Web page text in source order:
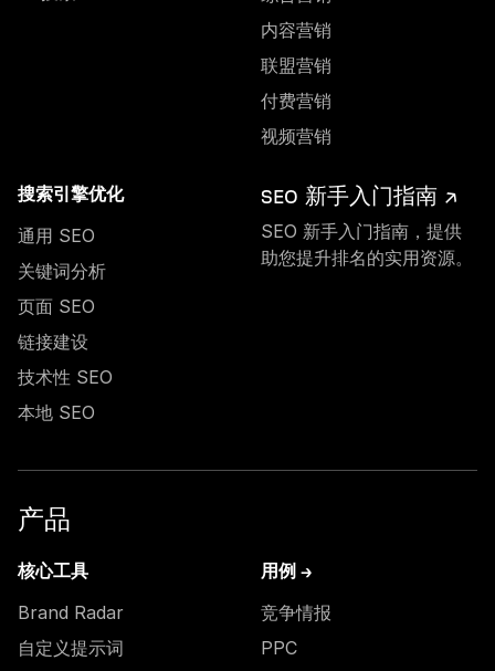
内容营销
联盟营销
付费营销
视频营销
搜索引擎优化
通用 SEO
关键词分析
页面 SEO
链接建设
技术性 SEO
本地 SEO
SEO 新手入门指南 ↗
SEO 新手入门指南，提供
助您提升排名的实用资源。
产品
核心工具
Brand Radar
自定义提示词
用例 →
竞争情报
PPC